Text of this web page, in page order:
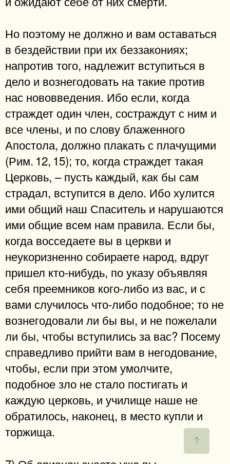
Но поэтому не должно и вам оставаться
в бездействии при их беззакониях;
напротив того, надлежит вступиться в
дело и вознегодовать на такие против
нас нововведения. Ибо если, когда
страждет один член, состраждут с ним и
все члены, и по слову блаженного
Апостола, должно плакать с плачущими
(Рим. 12, 15); то, когда страждет такая
Церковь, – пусть каждый, как бы сам
страдал, вступится в дело. Ибо хулится
ими общий наш Спаситель и нарушаются
ими общие всем нам правила. Если бы,
когда восседаете вы в церкви и
неукоризненно собираете народ, вдруг
пришел кто-нибудь, по указу объявляя
себя преемников кого-либо из вас, и с
вами случилось что-либо подобное; то не
вознегодовали ли бы вы, и не пожелали
ли бы, чтобы вступились за вас? Посему
справедливо прийти вам в негодование,
чтобы, если при этом умолчите,
подобное зло не стало постигать и
каждую церковь, и училище наше не
обратилось, наконец, в место купли и
торжища.